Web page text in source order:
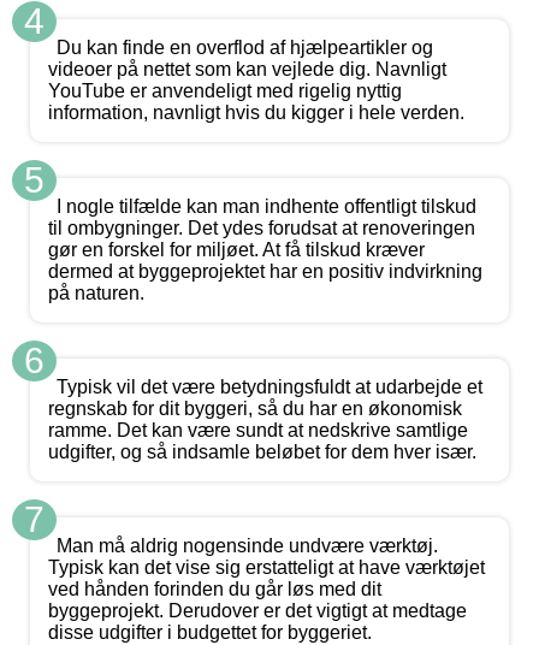
4
Du kan finde en overflod af hjælpeartikler og
videoer på nettet som kan vejlede dig. Navnligt
YouTube er anvendeligt med rigelig nyttig
information, navnligt hvis du kigger i hele verden.
5
I nogle tilfælde kan man indhente offentligt tilskud
til ombygninger. Det ydes forudsat at renoveringen
gør en forskel for miljøet. At få tilskud kræver
dermed at byggeprojektet har en positiv indvirkning
på naturen.
6
Typisk vil det være betydningsfuldt at udarbejde et
regnskab for dit byggeri, så du har en økonomisk
ramme. Det kan være sundt at nedskrive samtlige
udgifter, og så indsamle beløbet for dem hver især.
7
Man må aldrig nogensinde undvære værktøj.
Typisk kan det vise sig erstatteligt at have værktøjet
ved hånden forinden du går løs med dit
byggeprojekt. Derudover er det vigtigt at medtage
disse udgifter i budgettet for byggeriet.